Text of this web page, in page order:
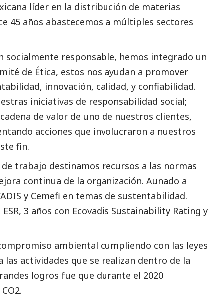
líder en la distribución de materias
45 años abastecemos a múltiples sectores
socialmente responsable, hemos integrado un
de Ética, estos nos ayudan a promover
innovación, calidad, y confiabilidad.
iniciativas de responsabilidad social;
de valor de uno de nuestros clientes,
acciones que involucraron a nuestros
fin.
trabajo destinamos recursos a las normas
continua de la organización. Aunado a
y Cemefi en temas de sustentabilidad.
3 años con Ecovadis Sustainability Rating y
ambiental cumpliendo con las leyes
las actividades que se realizan dentro de la
logros fue que durante el 2020